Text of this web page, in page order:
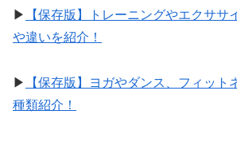
▶︎
【保存版】トレーニングやエクササ
や違いを紹介！
▶︎
【保存版】ヨガやダンス、フィット
種類紹介！